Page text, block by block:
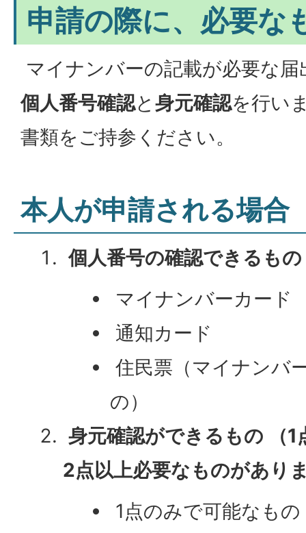
申請の際に、必要な
マイナンバーの記載が必要な
個人番号確認と 身元確認を行い
書類をご持参ください。
本人が申請される場合
個人番号の確認できるも
マイナンバーカード
通知カード
住民票（マイナンバ
の）
身元確認ができるもの （
2点以上必要なものがあり
1点のみで可能なも